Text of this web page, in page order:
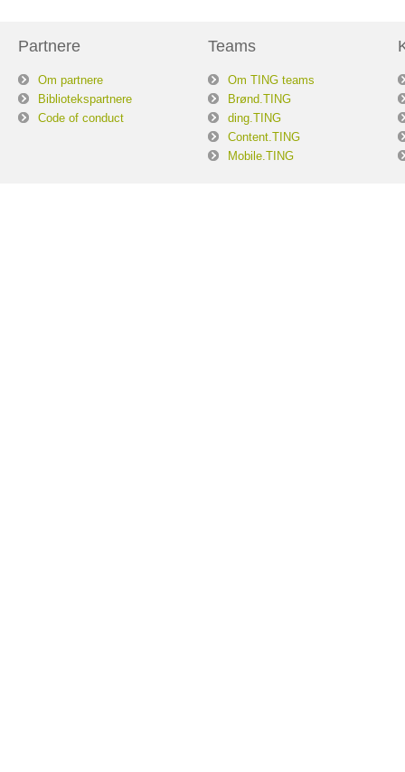
Partnere
Om partnere
Bibliotekspartnere
Code of conduct
Teams
Om TING teams
Brønd.TING
ding.TING
Content.TING
Mobile.TING